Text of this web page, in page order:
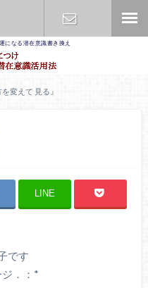
になる潜在意識書き換え
を変えて 見る』
LINE
です
．：*